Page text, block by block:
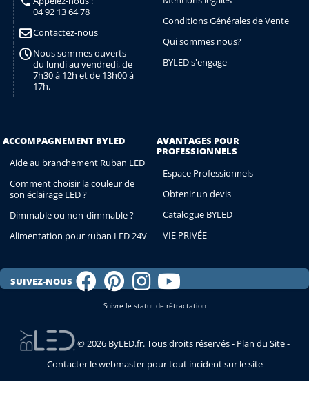
04 92 13 64 78
Contactez-nous
Nous sommes ouverts
du lundi au vendredi, de
7h30 à 12h et de 13h00 à
17h.
Conditions Générales de Vente
Qui sommes nous?
BYLED s'engage
ACCOMPAGNEMENT BYLED
Aide au branchement Ruban LED
Comment choisir la couleur de
son éclairage LED ?
Dimmable ou non-dimmable ?
Alimentation pour ruban LED 24V
AVANTAGES POUR
PROFESSIONNELS
Espace Professionnels
Obtenir un devis
Catalogue BYLED
VIE PRIVÉE
SUIVEZ-NOUS
Suivre le statut de rétractation
© 2026 ByLED.fr. Tous droits réservés - Plan du Site-
Contacter le webmaster pour tout incident sur le site